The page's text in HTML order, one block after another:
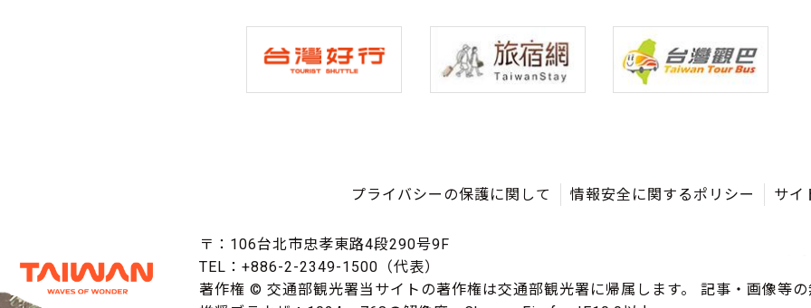
プライバシーの保護に関して 情報安全に関するポリシー サイ
〒：106台北市忠孝東路4段290号9F
TEL：+886-2-2349-1500（代表）
著作権 © 交通部観光署当サイトの著作権は交通部観光署に帰属します。 記事・画像等